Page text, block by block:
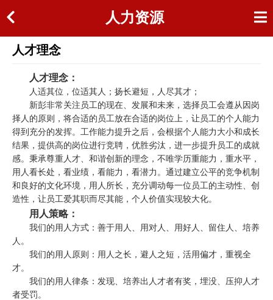
人力资源
人才理念
人才理念：
人适其位，位适其人；扬长避短，人尽其才；
新彭非常关注员工的现在、发展和未来，选择员工会遵从因岗
择人的原则，将合适的员工放在合适的岗位上，让员工的个人能力
得到充分的发挥。工作能力提升之后，会根据个人能力大小和成长
结果，提供高的岗位进行竞聘，优胜劣汰，进一步提升员工的成就
感。秉承尊重人才、和谐创新的理念，不唯学历重能力，重水平，
用人看长处，看业绩，看能力，看潜力。通过建立公平的竞争机制
和良好的文化环境，用人所长，充分调动每一位员工的主动性、创
造性，让员工爱其职而尽其能，个人价值实现较大化。
用人策略：
我们的用人方式：善于用人、用对人、用好人、留住人、培养
人。
我们的用人原则：用人之长，避人之短，活用偏才，重视全
才。
我们的用人律条：发现、培养出人才者有奖，埋没、压抑人才
者受罚。